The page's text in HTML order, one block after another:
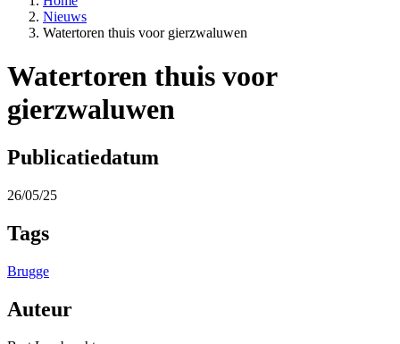
Nieuws
Watertoren thuis voor gierzwaluwen
Watertoren thuis voor
gierzwaluwen
Publicatiedatum
26/05/25
Tags
Brugge
Auteur